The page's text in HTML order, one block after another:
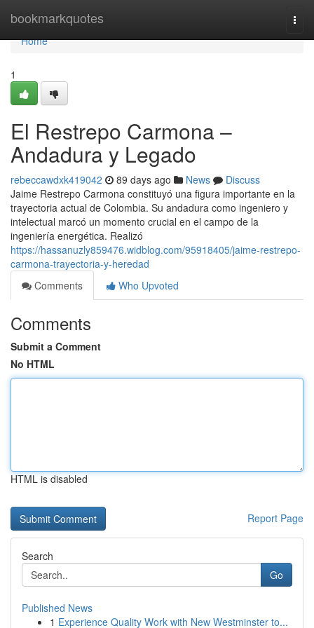
bookmarkquotes
Home
Home
1
El Restrepo Carmona –
Andadura y Legado
rebeccawdxk419042 89 days ago News
Discuss
Jaime Restrepo Carmona constituyó una figura importante en la
trayectoria actual de Colombia. Su andadura como ingeniero y
intelectual marcó un momento crucial en el campo de la
ingeniería energética. Realizó
https://hassanuzly859476.widblog.com/95918405/jaime-restrepo-
carmona-trayectoria-y-heredad
Comments
Who Upvoted
Comments
Submit a Comment
No HTML
HTML is disabled
Report Page
Search
Go
Published News
1 Experience Quality Work with New Westminster to...